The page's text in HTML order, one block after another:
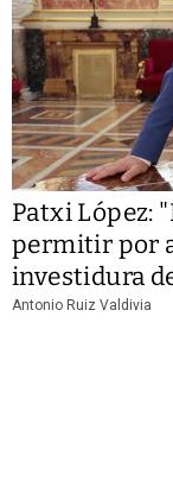
Patxi López:
permitir por
investidura
Antonio Ruiz Valdivia